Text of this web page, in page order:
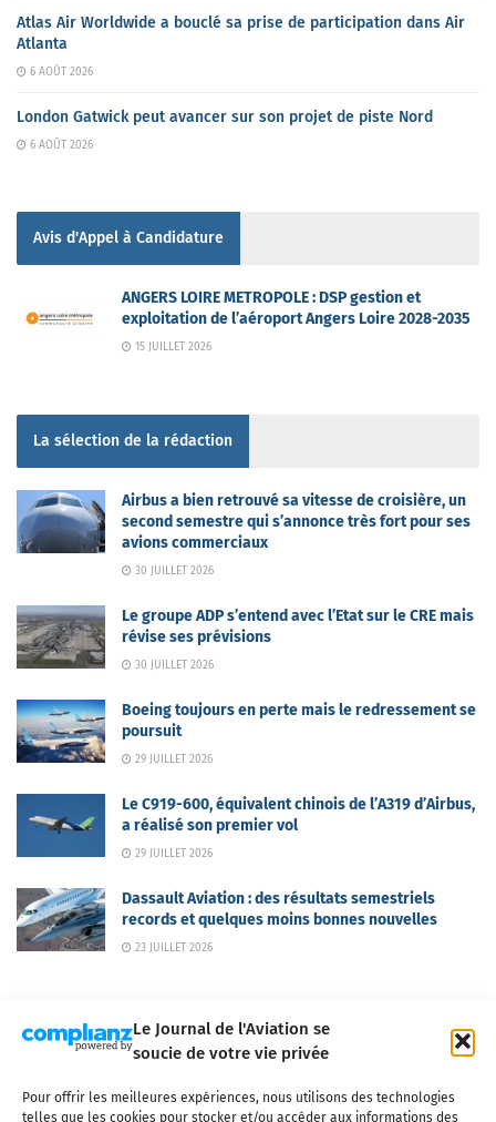
Le Journal de l'Aviation se
soucie de votre vie privée
Pour offrir les meilleures expériences, nous utilisons des technologies
telles que les cookies pour stocker et/ou accéder aux informations des
Atlas Air Worldwide a bouclé sa prise de participation dans Air
Atlanta
6 AOÛT 2026
London Gatwick peut avancer sur son projet de piste Nord
6 AOÛT 2026
Avis d'Appel à Candidature
ANGERS LOIRE METROPOLE : DSP gestion et
exploitation de l’aéroport Angers Loire 2028-2035
15 JUILLET 2026
La sélection de la rédaction
Airbus a bien retrouvé sa vitesse de croisière, un
second semestre qui s’annonce très fort pour ses
avions commerciaux
30 JUILLET 2026
Le groupe ADP s’entend avec l’Etat sur le CRE mais
révise ses prévisions
30 JUILLET 2026
Boeing toujours en perte mais le redressement se
poursuit
29 JUILLET 2026
Le C919-600, équivalent chinois de l’A319 d’Airbus,
a réalisé son premier vol
29 JUILLET 2026
Dassault Aviation : des résultats semestriels
records et quelques moins bonnes nouvelles
23 JUILLET 2026
Qui sommes-nous ? Nous contacter
Partenaires